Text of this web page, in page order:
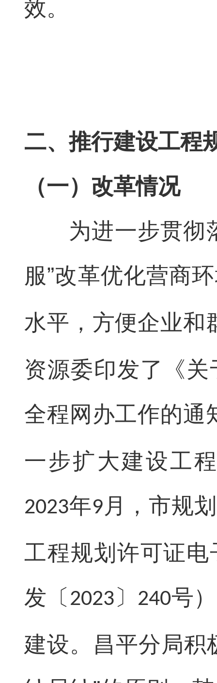
效。
二、推行建设工程
（一）改革情况
为进一步贯彻
服”改革优化营商
水平，方便企业和
资源委印发了《
全程网办工作的通
一步扩大建设工
2023年9 月，市规
工程规划许可证
发〔 2023〕 240号
建设。昌平分局积